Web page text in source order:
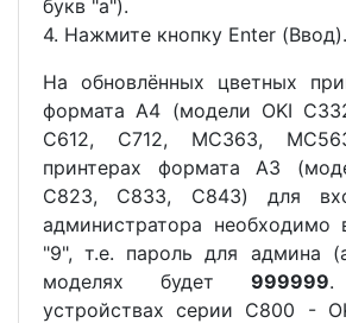
букв "а").
4. Нажмите кнопку Enter (Ввод).
На обновлённых цветных
формата А4 (модели OKI
C612, C712, MC363,
принтерах формата А3
C823, C833, C843) для
администратора необходимо
"9", т.е. пароль для админа
моделях будет 999999.
устройствах серии C800 -